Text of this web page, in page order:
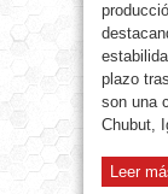
plazo
son una
Chubut,
Leer